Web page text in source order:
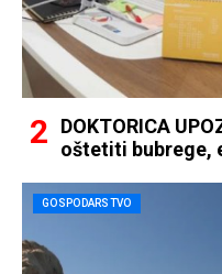
DOKTORICA
oštetiti bubrege,
GOSPODARSTVO